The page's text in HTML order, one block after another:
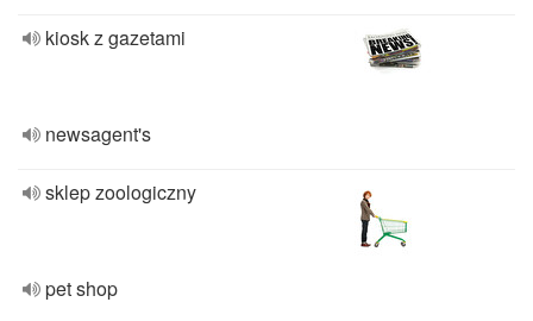
kiosk z gazetami
newsagent's
sklep zoologiczny
pet shop